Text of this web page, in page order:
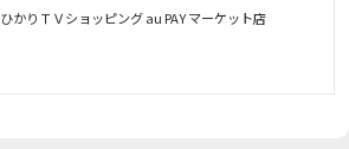
ひかりＴＶショッピング au PAY マーケット店